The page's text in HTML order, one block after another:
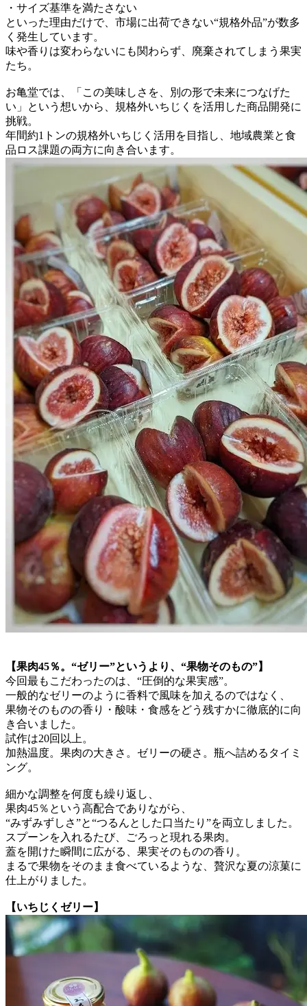
・サイズ基準を満たさない
といった理由だけで、市場に出荷できない“規格外品”が数多
く発生しています。
味や香りは変わらないにも関わらず、廃棄されてしまう果実
たち。
お亀堂では、「この美味しさを、別の形で未来につなげた
い」という想いから、規格外いちじくを活用した商品開発に
挑戦。
年間約1トンの規格外いちじく活用を目指し、地域農業と食
品ロス課題の両方に向き合います。
【果肉45％。“ゼリー”というより、“果物そのもの”】
今回最もこだわったのは、“圧倒的な果実感”。
一般的なゼリーのように香料で風味を加えるのではなく、
果物そのものの香り・酸味・食感をどう残すかに徹底的に向
き合いました。
試作は20回以上。
加熱温度。果肉の大きさ。ゼリーの硬さ。瓶へ詰めるタイミ
ング。
細かな調整を何度も繰り返し、
果肉45％という高配合でありながら、
“みずみずしさ”と“つるんとした口当たり”を両立しました。
スプーンを入れるたび、ごろっと現れる果肉。
蓋を開けた瞬間に広がる、果実そのものの香り。
まるで果物をそのまま食べているような、贅沢な夏の涼菓に
仕上がりました。
【いちじくゼリー】